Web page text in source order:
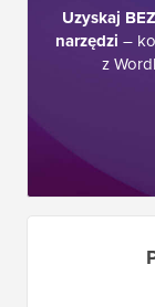
Uzyskaj
narzędzi –
z